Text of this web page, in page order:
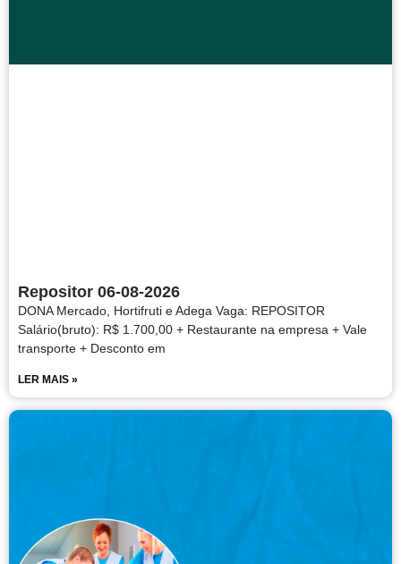
Repositor 06-08-2026
DONA Mercado, Hortifruti e Adega Vaga: REPOSITOR
Salário(bruto): R$ 1.700,00 + Restaurante na empresa + Vale
transporte + Desconto em
LER MAIS »